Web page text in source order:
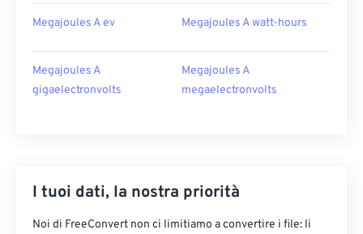
Megajoules A ev Megajoules A watt-hours
Megajoules A
gigaelectronvolts
Megajoules A
megaelectronvolts
I tuoi dati, la nostra priorità
Noi di FreeConvert non ci limitiamo a convertire i file: li